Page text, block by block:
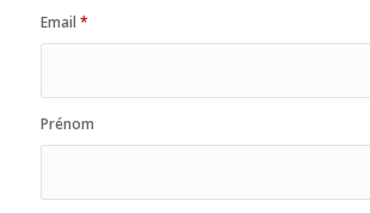
Email *
Prénom